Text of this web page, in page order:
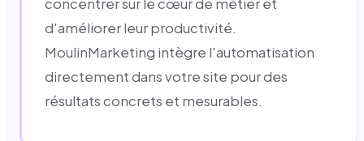
concentrer sur le cœur de métier et
d'améliorer leur productivité.
MoulinMarketing intègre l'automatisation
directement dans votre site pour des
résultats concrets et mesurables.